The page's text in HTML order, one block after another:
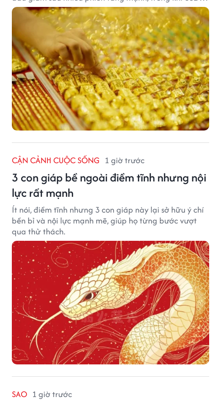
tại ngân hàng tiếp tục suy yếu dù tỷ giá trung tâm lập
đỉnh mới.
CẬN CẢNH CUỘC SỐNG 1 giờ trước
3 con giáp bề ngoài điềm tĩnh nhưng nội
lực rất mạnh
Ít nói, điềm tĩnh nhưng 3 con giáp này lại sở hữu ý chí
bền bỉ và nội lực mạnh mẽ, giúp họ từng bước vượt
qua thử thách.
SAO 1 giờ trước